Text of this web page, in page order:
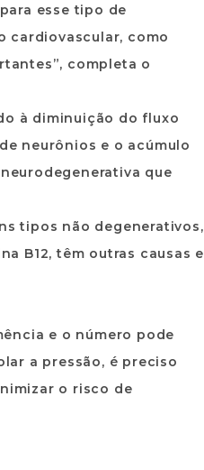
esse tipo de
cardiovascular, como
completa o
à diminuição do fluxo
neurônios e o acúmulo
que
tipos não degenerativos,
B12, têm outras causas e
e o número pode
a pressão, é preciso
o risco de